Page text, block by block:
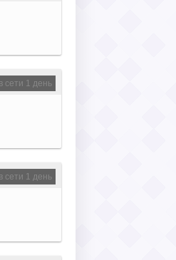
сети 1 день
сети 1 день